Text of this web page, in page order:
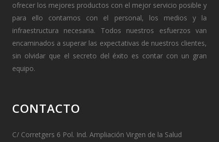
ofrecer los mejores productos con el mejor servicio posible y
para ello contamos con el personal, los medios y la
infraestructura necesaria. Todos nuestros esfuerzos van
encaminados a superar las expectativas de nuestros clientes,
sin olvidar que el secreto del éxito es contar con un gran
equipo.
CONTACTO
C/ Corretgers 6 Pol. Ind. Ampliación Virgen de la Salud